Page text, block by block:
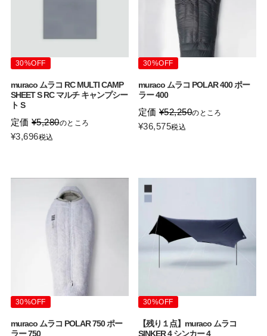
30%OFF
muraco ムラコ RC MULTI CAMP
SHEET S RC マルチ キャンプシー
ト S
定価 ¥5,280のところ
¥3,696税込
30%OFF
muraco ムラコ POLAR 400 ポー
ラー 400
定価 ¥52,250のところ
¥36,575税込
30%OFF
muraco ムラコ POLAR 750 ポー
ラー 750
30%OFF
【残り１点】muraco ムラコ
SINKER 4 シンカー 4